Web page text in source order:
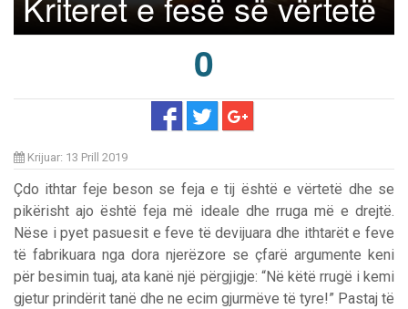
0
Krijuar: 13 Prill 2019
Çdo ithtar feje beson se feja e tij është e vërtetë dhe se
pikërisht ajo është feja më ideale dhe rruga më e drejtë.
Nëse i pyet pasuesit e feve të devijuara dhe ithtarët e feve
të fabrikuara nga dora njerëzore se çfarë argumente keni
për besimin tuaj, ata kanë një përgjigje: “Në këtë rrugë i kemi
gjetur prindërit tanë dhe ne ecim gjurmëve të tyre!” Pastaj të